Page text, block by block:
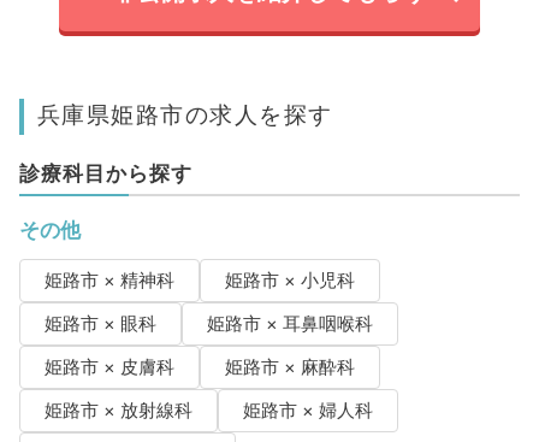
兵庫県姫路市の求人を探す
診療科目から探す
その他
姫路市 × 精神科
姫路市 × 小児科
姫路市 × 眼科
姫路市 × 耳鼻咽喉科
姫路市 × 皮膚科
姫路市 × 麻酔科
姫路市 × 放射線科
姫路市 × 婦人科